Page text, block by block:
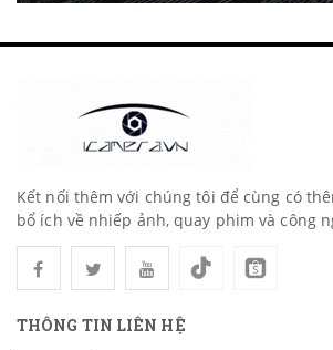
Kết nối thêm với chúng tôi để cùng có
bổ ích về nhiếp ảnh, quay phim và công
THÔNG TIN LIÊN HỆ